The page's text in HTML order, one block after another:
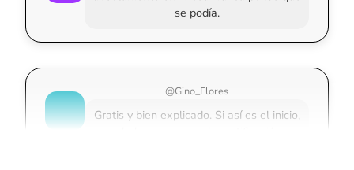
Gratis y bien explicado. Si así es el inicio,
vale la pena pagar la certificación.